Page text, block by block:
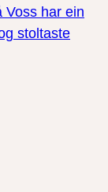
Voss har ein
stoltaste